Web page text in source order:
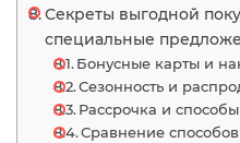
Секреты выгодной
специальные
Бонусные карты и
Сезонность и
Рассрочка и
Сравнение